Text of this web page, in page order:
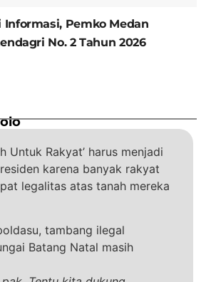
Informasi, Pemko Medan
No. 2 Tahun 2026
Untuk Rakyat’ harus menjadi
karena banyak rakyat
legalitas atas tanah mereka
tambang ilegal
Batang Natal masih